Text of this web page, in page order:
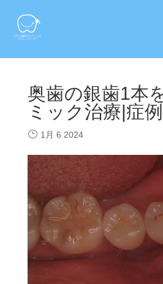
奥歯の銀歯1本
ミック治療|症
1月 6 2024